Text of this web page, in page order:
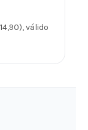
válido